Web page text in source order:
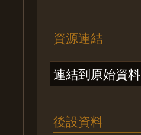
資源連結
連結到原始資料
後設資料